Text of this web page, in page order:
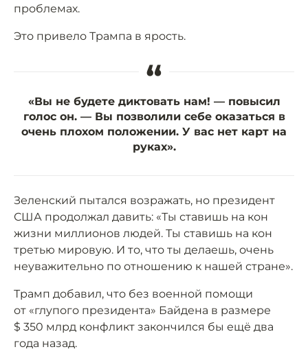
проблемах.
Это привело Трампа в ярость.
“
«Вы не будете диктовать нам! — повысил
голос он. — Вы позволили себе оказаться в
очень плохом положении. У вас нет карт на
руках».
Зеленский пытался возражать, но президент
США продолжал давить: «Ты ставишь на кон
жизни миллионов людей. Ты ставишь на кон
третью мировую. И то, что ты делаешь, очень
неуважительно по отношению к нашей стране».
Трамп добавил, что без военной помощи
от «глупого президента» Байдена в размере
$ 350 млрд конфликт закончился бы ещё два
года назад.